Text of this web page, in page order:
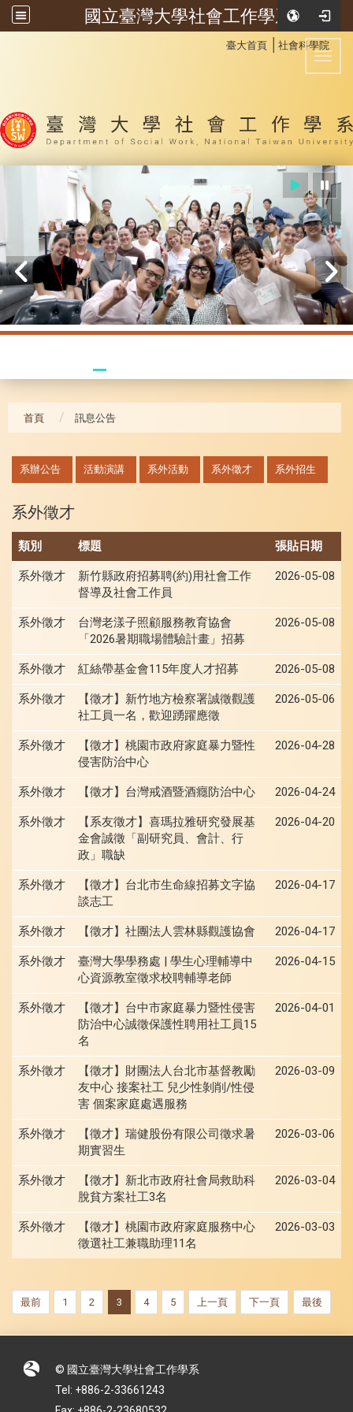
國立臺灣大學社會工作學系
臺大首頁 社會科學院
首頁 訊息公告
系辦公告 活動演講 系外活動 系外徵才 系外招生
系外徵才
類別 標題 張貼日期
系外徵才
新竹縣政府招募聘(約)用社會工作
督導及社會工作員
2026-05-08
系外徵才
台灣老漾子照顧服務教育協會
「2026暑期職場體驗計畫」招募
2026-05-08
系外徵才 紅絲帶基金會115年度人才招募 2026-05-08
系外徵才
【徵才】新竹地方檢察署誠徵觀護
社工員一名，歡迎踴躍應徵
2026-05-06
系外徵才
【徵才】桃園市政府家庭暴力暨性
侵害防治中心
2026-04-28
系外徵才 【徵才】台灣戒酒暨酒癮防治中心 2026-04-24
系外徵才
【系友徵才】喜瑪拉雅研究發展基
金會誠徵「副研究員、會計、行
政」職缺
2026-04-20
系外徵才
【徵才】台北市生命線招募文字協
談志工
2026-04-17
系外徵才 【徵才】社團法人雲林縣觀護協會 2026-04-17
系外徵才
臺灣大學學務處 | 學生心理輔導中
心資源教室徵求校聘輔導老師
2026-04-15
系外徵才
【徵才】台中市家庭暴力暨性侵害
防治中心誠徵保護性聘用社工員15
名
2026-04-01
系外徵才
【徵才】財團法人台北市基督教勵
友中心 接案社工 兒少性剝削/性侵
害 個案家庭處遇服務
2026-03-09
系外徵才
【徵才】瑞健股份有限公司徵求暑
期實習生
2026-03-06
系外徵才
【徵才】新北市政府社會局救助科
脫貧方案社工3名
2026-03-04
系外徵才
【徵才】桃園市政府家庭服務中心
徵選社工兼職助理11名
2026-03-03
最前 1 2 3 4 5 上一頁 下一頁 最後
© 國立臺灣大學社會工作學系
Tel: +886-2-33661243